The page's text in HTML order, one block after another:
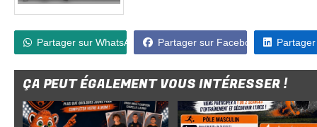
Partager sur WhatsApp Partager sur Facebook
ÇA PEUT ÉGALEMENT VOUS INTÉRESSER !